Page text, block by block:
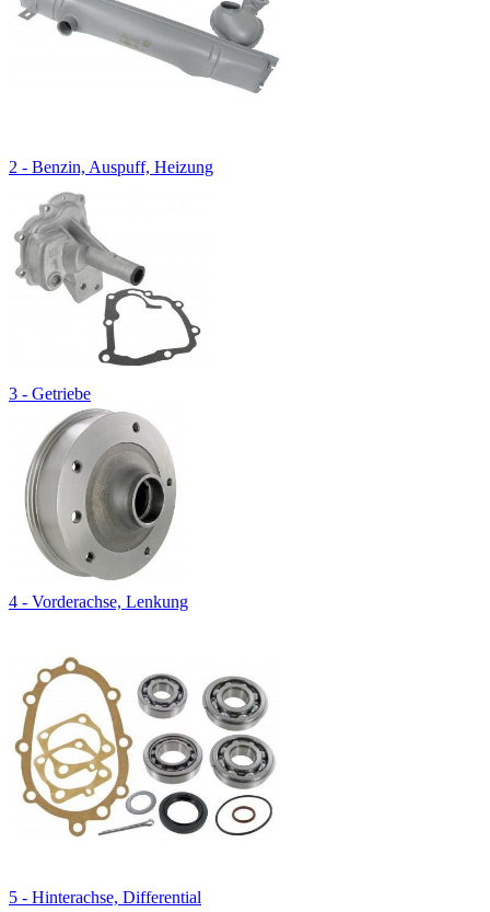
2 - Benzin, Auspuff, Heizung
3 - Getriebe
4 - Vorderachse, Lenkung
5 - Hinterachse, Differential